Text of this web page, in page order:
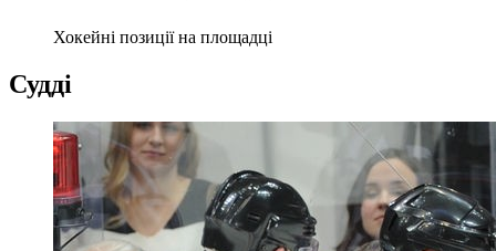
Хокейні позиції на площадці
Судді